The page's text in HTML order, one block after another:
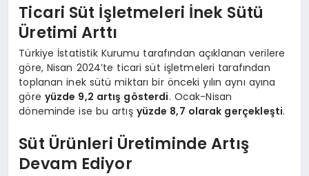
Ticari Süt İşletmeleri İnek Sütü
Üretimi Arttı
Türkiye İstatistik Kurumu tarafından açıklanan verilere
göre, Nisan 2024’te ticari süt işletmeleri tarafından
toplanan inek sütü miktarı bir önceki yılın aynı ayına
göre yüzde 9,2 artış gösterdi. Ocak-Nisan
döneminde ise bu artış yüzde 8,7 olarak gerçekleşti.
Süt Ürünleri Üretiminde Artış
Devam Ediyor